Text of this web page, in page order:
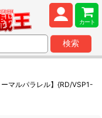
カート
検索
マルパラレル】{RD/VSP1-